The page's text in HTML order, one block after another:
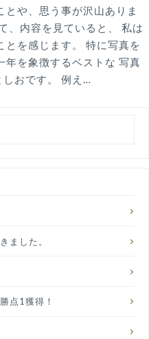
や、思う事が沢山ありま
、内容を見ていると、 私は
とを感じます。 特に写真を
年を象徴するベストな 写真
おです。 例え…
ました。
点1獲得！